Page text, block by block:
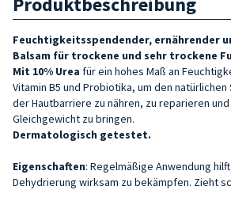
Feuchtigkeitsspendender, ernährender
Balsam für trockene und sehr trockene
Mit 10% Urea für ein hohes Maß an
Vitamin B5 und Probiotika, um den
der Hautbarriere zu nähren, zu reparieren
Gleichgewicht zu bringen.
Dermatologisch getestet.
Eigenschaften: Regelmäßige Anwendung
Dehydrierung wirksam zu bekämpfen. Zieht